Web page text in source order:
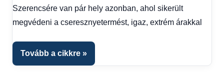
kézből
Szerencsére van pár hely azonban, ahol sikerült
megvédeni a cseresznyetermést, igaz, extrém árakkal
Tovább a cikkre